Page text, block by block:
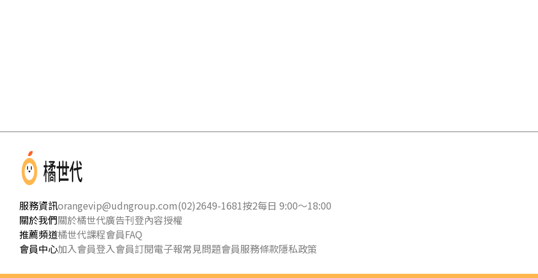
服務資訊orangevip@udngroup.com(02)2649-1681按2每日 9:00～18:00
關於我們關於橘世代廣告刊登內容授權
推薦頻道橘世代課程會員FAQ
會員中心加入會員登入會員訂閱電子報常見問題會員服務條款隱私政策